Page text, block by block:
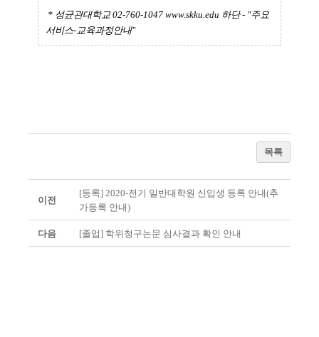
* 성균관대학교 02-760-1047 www.skku.edu 하단 - "주요
서비스-교육과정안내"
목록
이전
[등록] 2020-전기 일반대학원 신입생 등록 안내(추
가등록 안내)
다음 [졸업] 학위청구논문 심사결과 확인 안내